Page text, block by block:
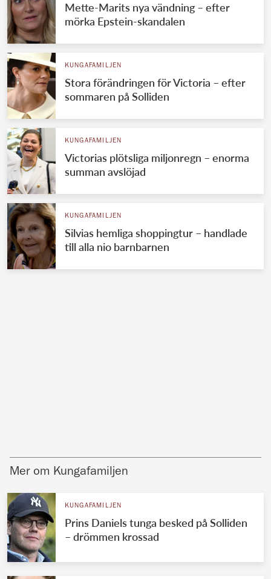
Mette-Marits nya vändning – efter
mörka Epstein-skandalen
KUNGAFAMILJEN
Stora förändringen för Victoria – efter
sommaren på Solliden
KUNGAFAMILJEN
Victorias plötsliga miljonregn – enorma
summan avslöjad
KUNGAFAMILJEN
Silvias hemliga shoppingtur – handlade
till alla nio barnbarnen
Mer om Kungafamiljen
KUNGAFAMILJEN
Prins Daniels tunga besked på Solliden
– drömmen krossad